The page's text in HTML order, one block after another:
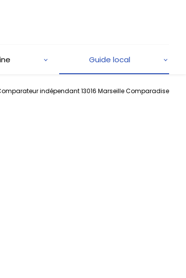
Guide local
indépendant 13016 Marseille Comparadise